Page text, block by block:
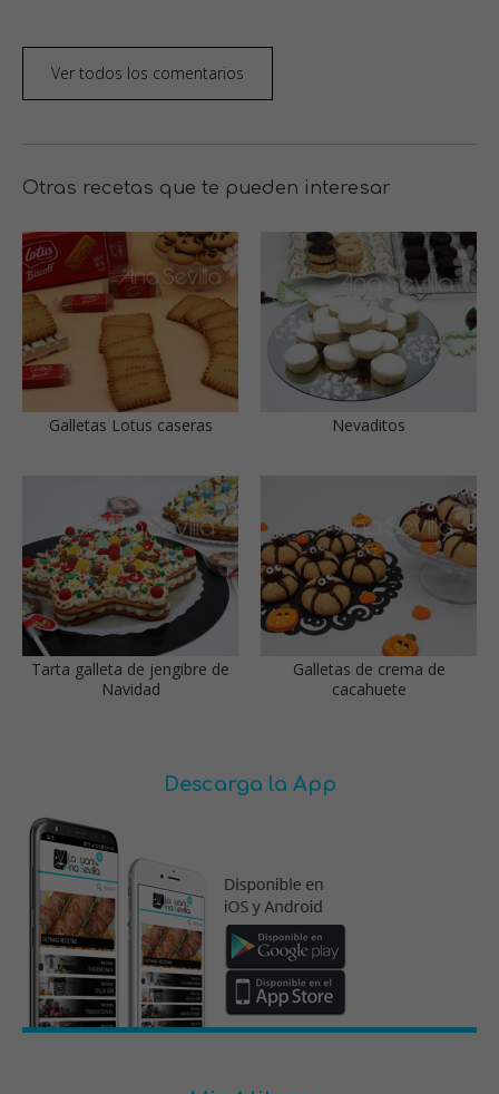
Ver todos los comentarios
Otras recetas que te pueden interesar
Galletas Lotus caseras Nevaditos
Tarta galleta de jengibre de
Navidad
Galletas de crema de
cacahuete
Descarga la App